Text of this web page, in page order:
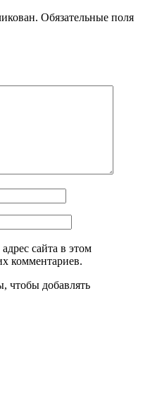
Обязательные поля
сайта в этом
комментариев.
чтобы добавлять